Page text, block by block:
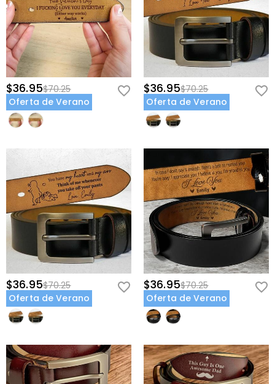
$36.95$70.25
Oferta de Verano
$36.95$70.25
Oferta de Verano
$36.95$70.25
Oferta de Verano
$36.95$70.25
Oferta de Verano